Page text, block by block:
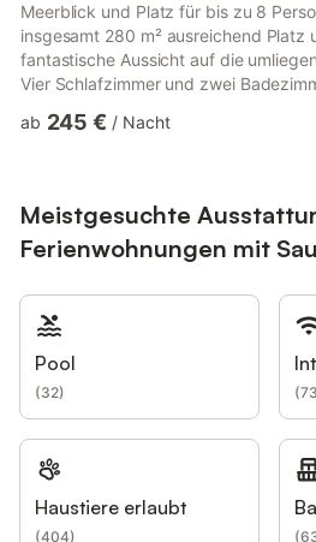
Meerblick und Platz für bis zu 8
insgesamt 280 m² ausreichend Platz
fantastische Aussicht auf die
Vier Schlafzimmer und zwei
entspannte Ferien an der dänischen
Außenwhirlpool sowie einer
ab 245 € / Nacht
Meistgesuchte
Ferienwohnungen mit
Pool
(32) (
Haustiere erlaubt
(404) (